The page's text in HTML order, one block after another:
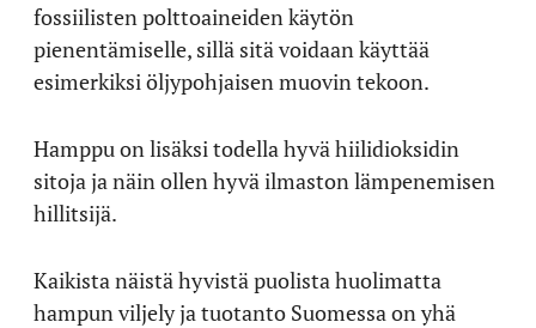
fossiilisten polttoaineiden käytön
pienentämiselle, sillä sitä voidaan käyttää
esimerkiksi öljypohjaisen muovin tekoon.
Hamppu on lisäksi todella hyvä hiilidioksidin
sitoja ja näin ollen hyvä ilmaston lämpenemisen
hillitsijä.
Kaikista näistä hyvistä puolista huolimatta
hampun viljely ja tuotanto Suomessa on yhä